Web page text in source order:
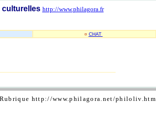
culturelles http://www.philagora.fr
¤ CHAT
Rubrique http://www.philagora.net/philoliv.htm